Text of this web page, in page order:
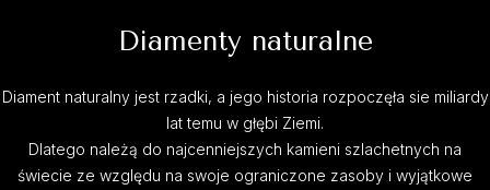
Diamenty naturalne
Diament naturalny jest rzadki, a jego historia rozpoczęła sie miliardy
lat temu w głębi Ziemi.
Dlatego należą do najcenniejszych kamieni szlachetnych na
świecie ze względu na swoje ograniczone zasoby i wyjątkowe